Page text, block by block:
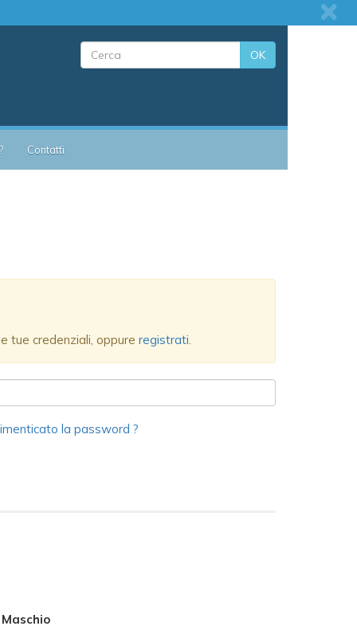
OK
Contatti
tue credenziali, oppure registrati.
la password ?
Maschio